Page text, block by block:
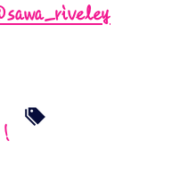
sawa_riveley